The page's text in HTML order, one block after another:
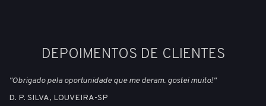
DEPOIMENTOS DE CLIENTES
"Obrigado pela oportunidade que me deram. gostei muito!"
D. P. SILVA, LOUVEIRA-SP